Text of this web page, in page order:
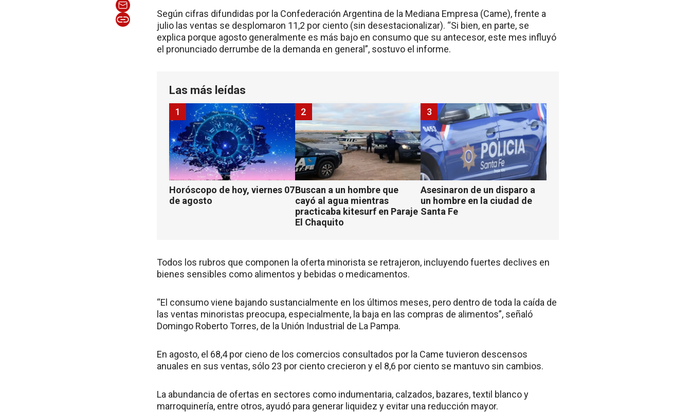
Según cifras difundidas por la Confederación Argentina de la Mediana Empresa (Came), frente a
julio las ventas se desplomaron 11,2 por ciento (sin desestacionalizar). “Si bien, en parte, se
explica porque agosto generalmente es más bajo en consumo que su antecesor, este mes influyó
el pronunciado derrumbe de la demanda en general”, sostuvo el informe.
Las más leídas
Horóscopo de hoy, viernes 07
de agosto
1
Buscan a un hombre que
cayó al agua mientras
practicaba kitesurf en Paraje
El Chaquito
2
Asesinaron de un disparo a
un hombre en la ciudad de
Santa Fe
3
Todos los rubros que componen la oferta minorista se retrajeron, incluyendo fuertes declives en
bienes sensibles como alimentos y bebidas o medicamentos.
“El consumo viene bajando sustancialmente en los últimos meses, pero dentro de toda la caída de
las ventas minoristas preocupa, especialmente, la baja en las compras de alimentos”, señaló
Domingo Roberto Torres, de la Unión Industrial de La Pampa.
En agosto, el 68,4 por cieno de los comercios consultados por la Came tuvieron descensos
anuales en sus ventas, sólo 23 por ciento crecieron y el 8,6 por ciento se mantuvo sin cambios.
La abundancia de ofertas en sectores como indumentaria, calzados, bazares, textil blanco y
marroquinería, entre otros, ayudó para generar liquidez y evitar una reducción mayor.